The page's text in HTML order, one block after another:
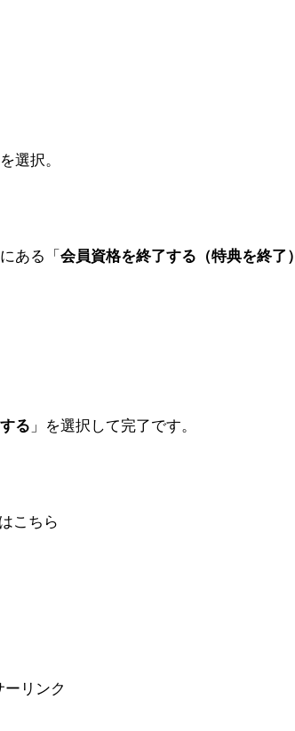
選択。
ある「 会員資格を終了する（特典を終了）
る 」を選択して完了です。
こちら
ーリンク